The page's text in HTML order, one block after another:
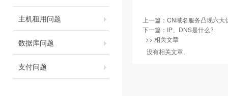
主机租用问题
数据库问题
支付问题
上一篇： CN域名服务凸现六大
下一篇： IP、DNS是什么?
>> 相关文章
没有相关文章。